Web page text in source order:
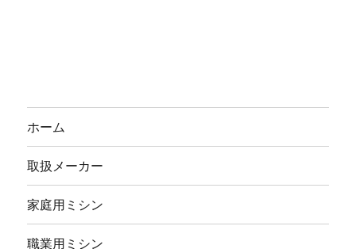
ホーム
取扱メーカー
家庭用ミシン
職業用ミシン